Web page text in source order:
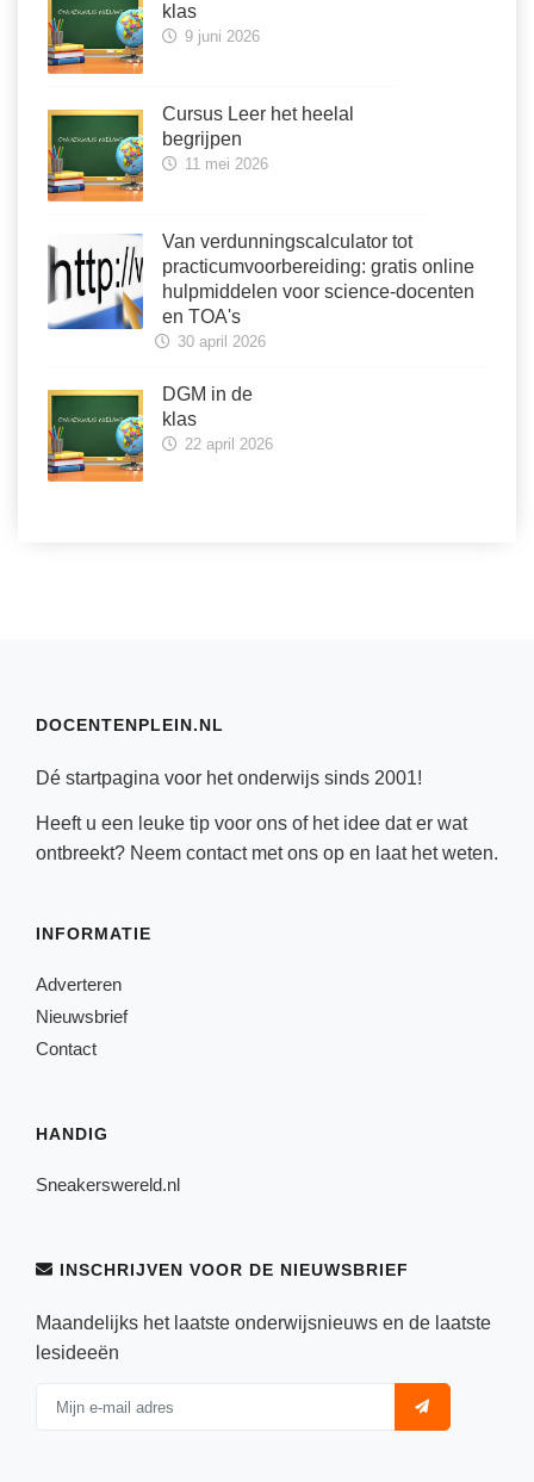
klas
9 juni 2026
Cursus Leer het heelal
begrijpen
11 mei 2026
Van verdunningscalculator tot
practicumvoorbereiding: gratis online
hulpmiddelen voor science-docenten
en TOA's
30 april 2026
DGM in de
klas
22 april 2026
DOCENTENPLEIN.NL
Dé startpagina voor het onderwijs sinds 2001!
Heeft u een leuke tip voor ons of het idee dat er wat
ontbreekt? Neem contactmet ons op en laat het weten.
INFORMATIE
Adverteren
Nieuwsbrief
Contact
HANDIG
Sneakerswereld.nl
INSCHRIJVEN VOOR DE NIEUWSBRIEF
Maandelijks het laatste onderwijsnieuws en de laatste
lesideeën